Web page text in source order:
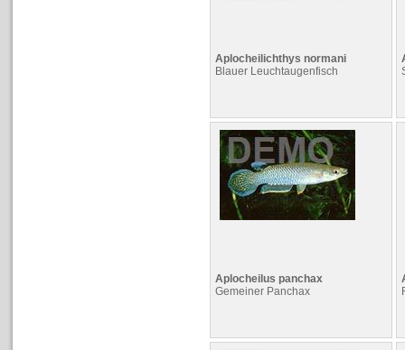
Aplocheilichthys normani
Blauer Leuchtaugenfisch
Aplocheilus panchax
Gemeiner Panchax